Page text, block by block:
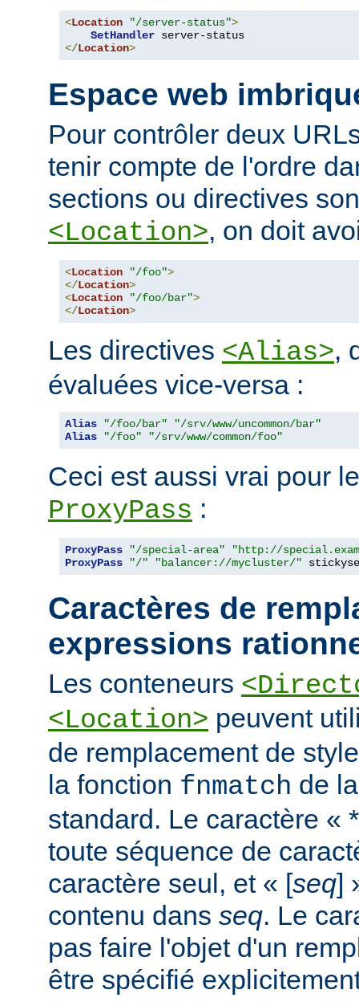
<Location "/server-status">
SetHandler
</Location>
Espace web
Pour contrôler deux
tenir compte de l'ordre
sections ou directives
<Location>, on doit
<Location "/foo">
</Location>
<Location "/foo/bar">
</Location>
Les directives <Alias>,
évaluées vice-versa :
Alias "/foo/bar"
"/srv/www/uncommon/bar"
Alias
"/foo" "/srv/www/common/foo"
Ceci est aussi vrai pour
ProxyPass :
ProxyPass "/special-area"
"http://
ProxyPass
"/" "balancer://mycluster/"
Caractères de
expressions
Les conteneurs
<Location> peuvent
de remplacement de
la fonction fnmatch de
standard. Le caractère «
toute séquence de
caractère seul, et « [seq]
contenu dans seq. Le
pas faire l'objet d'un
être spécifié